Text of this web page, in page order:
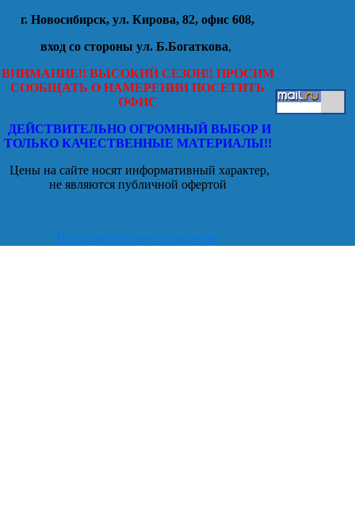
г. Новосибирск, ул. Кирова, 82, офис 608,
вход со стороны ул. Б.Богаткова,
ВНИМАНИЕ!! ВЫСОКИЙ СЕЗОН!! ПРОСИМ
СООБЩАТЬ О НАМЕРЕНИИ ПОСЕТИТЬ
ОФИС
ДЕЙСТВИТЕЛЬНО ОГРОМНЫЙ ВЫБОР И
ТОЛЬКО КАЧЕСТВЕННЫЕ МАТЕРИАЛЫ!!
Цены на сайте носят информативный характер,
не являются публичной офертой
Пользовательское соглашение